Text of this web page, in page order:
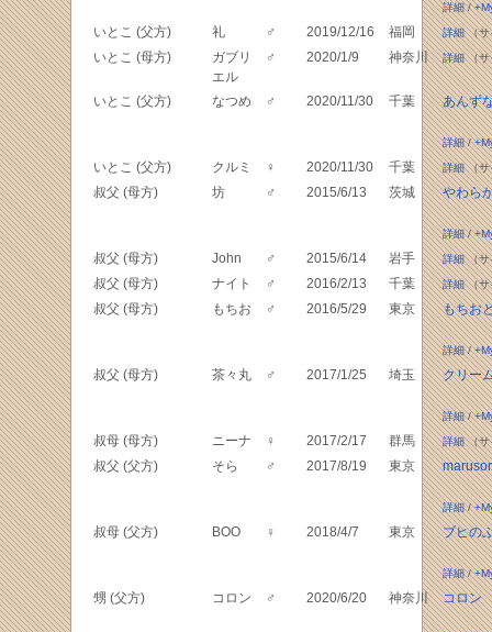
詳細/
いとこ (父方) 礼 ♂ 2019/12/16 福岡 詳細（サ
いとこ (母方)
ガブリ
エル
♂ 2020/1/9 神奈川 詳細（サ
いとこ (父方) なつめ ♂ 2020/11/30 千葉 あんず
詳細/
いとこ (父方) クルミ ♀ 2020/11/30 千葉 詳細（サ
叔父 (母方) 坊 ♂ 2015/6/13 茨城 やわら
詳細/
叔父 (母方) John ♂ 2015/6/14 岩手 詳細（サ
叔父 (母方) ナイト ♂ 2016/2/13 千葉 詳細（サ
叔父 (母方) もちお ♂ 2016/5/29 東京 もちお
詳細/
叔父 (母方) 茶々丸 ♂ 2017/1/25 埼玉 クリー
詳細/
叔母 (母方) ニーナ ♀ 2017/2/17 群馬 詳細（サ
叔父 (父方) そら ♂ 2017/8/19 東京
詳細/
叔母 (父方) BOO ♀ 2018/4/7 東京 ブヒの
詳細/
甥 (父方) コロン ♂ 2020/6/20 神奈川 コロン